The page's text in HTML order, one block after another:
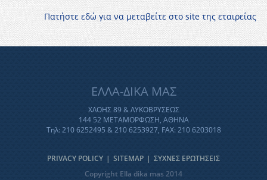
Πατήστε εδώ για να μεταβείτε στο site της εταιρείας
ΕΛΛΑ-ΔΙΚΑ ΜΑΣ
ΧΛΟΗΣ 89 & ΛΥΚΟΒΡΥΣΕΩΣ
144 52 ΜΕΤΑΜΟΡΦΩΣΗ, ΑΘΗΝΑ
Τηλ: 210 6252495 & 210 6253927, FAX: 210 6203018
PRIVACY POLICY | SITEMAP | ΣΥΧΝΕΣ ΕΡΩΤΗΣΕΙΣ
Copyright Ella dika mas 2014